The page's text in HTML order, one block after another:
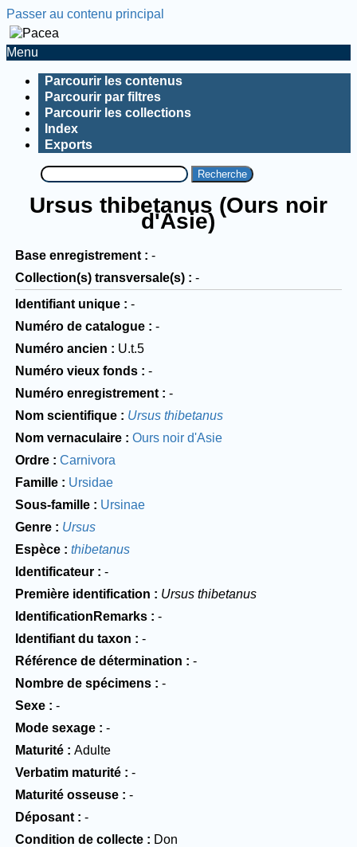
Passer au contenu principal
Menu
Parcourir les contenus
Parcourir par filtres
Parcourir les collections
Index
Exports
Recherche
Ursus thibetanus (Ours noir
d'Asie)
Base enregistrement
-
Collection(s) transversale(s)
-
Identifiant unique
-
Numéro de catalogue
-
Numéro ancien
U.t.5
Numéro vieux fonds
-
Numéro enregistrement
-
Nom scientifique
Ursus thibetanus
Nom vernaculaire
Ours noir d'Asie
Ordre
Carnivora
Famille
Ursidae
Sous-famille
Ursinae
Genre
Ursus
Espèce
thibetanus
Identificateur
-
Première identification
Ursus thibetanus
IdentificationRemarks
-
Identifiant du taxon
-
Référence de détermination
-
Nombre de spécimens
-
Sexe
-
Mode sexage
-
Maturité
Adulte
Verbatim maturité
-
Maturité osseuse
-
Déposant
-
Condition de collecte
Don